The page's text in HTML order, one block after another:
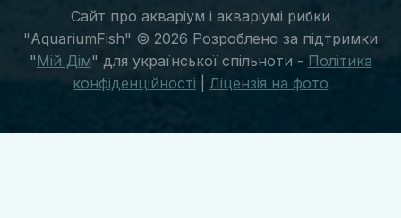
Сайт про акваріум і акваріумі рибки
"AquariumFish" © 2026 Розроблено за підтримки
"Мій Дім" для української спільноти - Політика
конфіденційності
Ліцензія на фото